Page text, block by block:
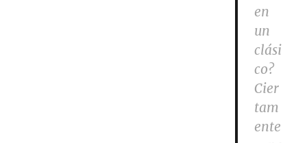
en
un
clási
co?
Cier
tam
ente